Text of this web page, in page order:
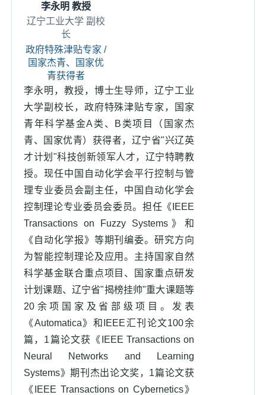
李永明 教授
辽宁工业大学 副校
长
政府特殊津贴专家 /
国家杰青、国家优
青获得者
李永明，教授，博士生导师，辽宁工业
大学副校长，政府特殊津贴专家，国家
青年科学基金A类、B类项目（国家杰
青、国家优青）获得者，辽宁省"兴辽英
才计划"科技创新领军人才，辽宁特聘教
授。现任中国自动化学会平行控制与管
理专业委员会副主任，中国自动化学会
控制理论专业委员会委员。担任《IEEE
Transactions on Fuzzy Systems》和
《自动化学报》等期刊编委。研究方向
为智能控制理论及应用。主持国家自然
科学基金联合重点项目、国家重点研发
计划课题、辽宁省"揭榜挂帅"重大课题等
20余项国家及省部级项目。发表
《Automatica》和IEEE汇刊论文100余
篇，1篇论文获《IEEE Transactions on
Neural Networks and Learning
Systems》期刊杰出论文奖，1篇论文获
《IEEE Transactions on Cybernetics》